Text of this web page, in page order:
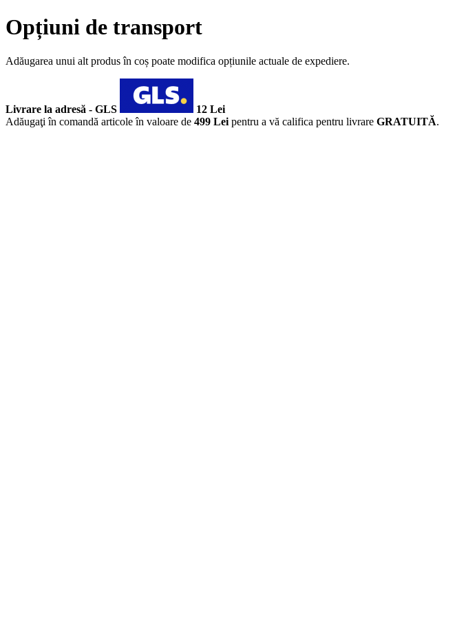
Opțiuni de transport
Adăugarea unui alt produs în coș poate modifica opțiunile actuale de expediere.
Livrare la adresă - GLS
12 Lei
Adăugaţi în comandă articole în valoare de 499 Lei pentru a vă califica pentru livrare GRATUITĂ.